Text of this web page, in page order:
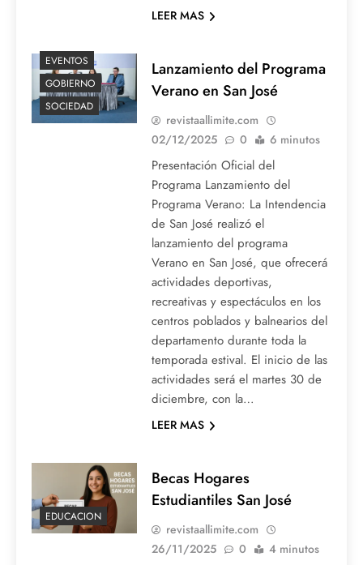
LEER MAS
EVENTOS
GOBIERNO
SOCIEDAD
Lanzamiento del Programa
Verano en San José
revistaallimite.com
02/12/2025
0 6 minutos
Presentación Oficial del
Programa Lanzamiento del
Programa Verano: La Intendencia
de San José realizó el
lanzamiento del programa
Verano en San José, que ofrecerá
actividades deportivas,
recreativas y espectáculos en los
centros poblados y balnearios del
departamento durante toda la
temporada estival. El inicio de las
actividades será el martes 30 de
diciembre, con la…
LEER MAS
EDUCACION
Becas Hogares
Estudiantiles San José
revistaallimite.com
26/11/2025
0 4 minutos